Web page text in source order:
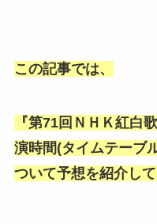
この記事では、
『第71回ＮＨＫ紅白
演時間(タイムテーブ
ついて予想を紹介して